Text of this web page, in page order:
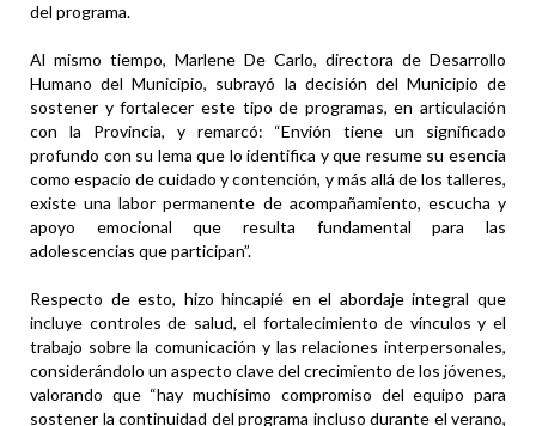
del programa.
Al mismo tiempo, Marlene De Carlo, directora de Desarrollo
Humano del Municipio, subrayó la decisión del Municipio de
sostener y fortalecer este tipo de programas, en articulación
con la Provincia, y remarcó: “Envión tiene un significado
profundo con su lema que lo identifica y que resume su esencia
como espacio de cuidado y contención, y más allá de los talleres,
existe una labor permanente de acompañamiento, escucha y
apoyo emocional que resulta fundamental para las
adolescencias que participan”.
Respecto de esto, hizo hincapié en el abordaje integral que
incluye controles de salud, el fortalecimiento de vínculos y el
trabajo sobre la comunicación y las relaciones interpersonales,
considerándolo un aspecto clave del crecimiento de los jóvenes,
valorando que “hay muchísimo compromiso del equipo para
sostener la continuidad del programa incluso durante el verano,